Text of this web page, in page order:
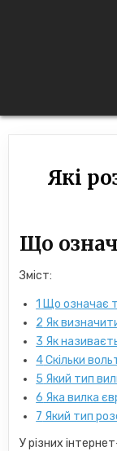
Які
Що
Зміст:
1 Що означає
2 Як
3 Як
4Скільки
5 Який тип
6 Яка вилка
7 Який тип
У різних